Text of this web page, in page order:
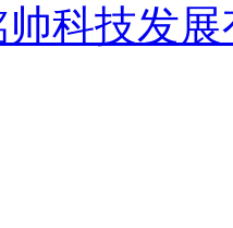
科技发